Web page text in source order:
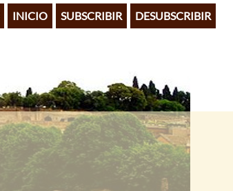
INICIO SUBSCRIBIR DESUBSCRIBIR